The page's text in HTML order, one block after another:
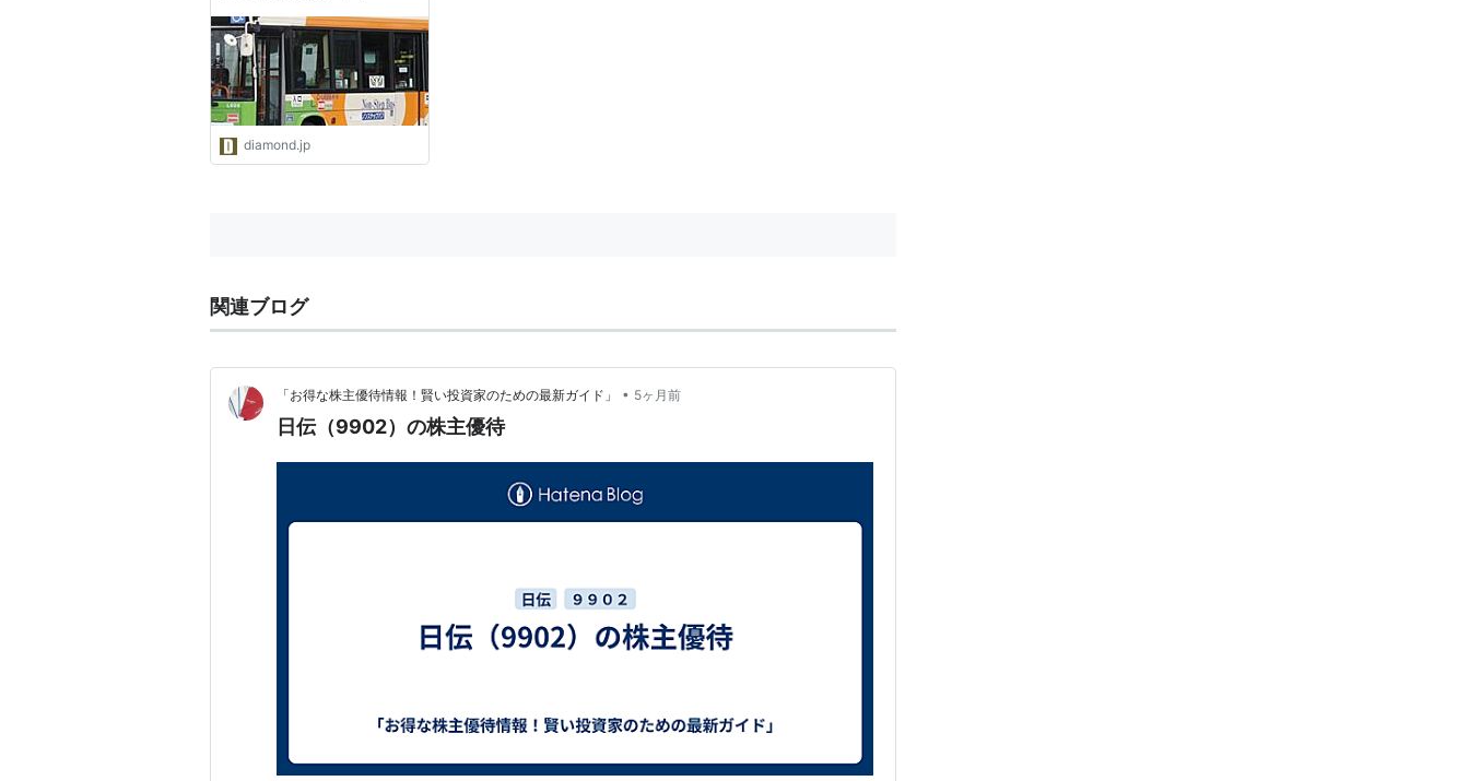
diamond.jp
関連ブログ
「お得な株主優待情報！賢い投資家のための最新ガイド」 • 5ヶ月前
日伝（9902）の株主優待